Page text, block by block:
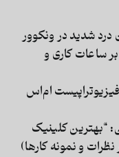
درد شدید در ونکوور
ساعات کاری و
ام‌اس
“بهترین کلینیک
نظرات و نمونه کارها)